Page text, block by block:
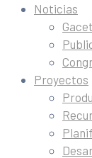
Noticias
Proyectos